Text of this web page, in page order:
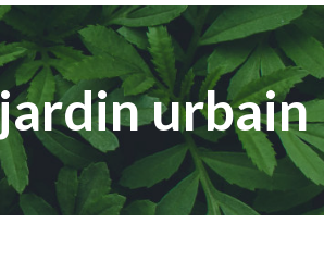
urbain